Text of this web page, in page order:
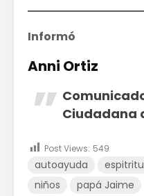
Informó
Anni Ortiz
Ciudadana
Post Views: 549
autoayuda
niños
papá Jaime